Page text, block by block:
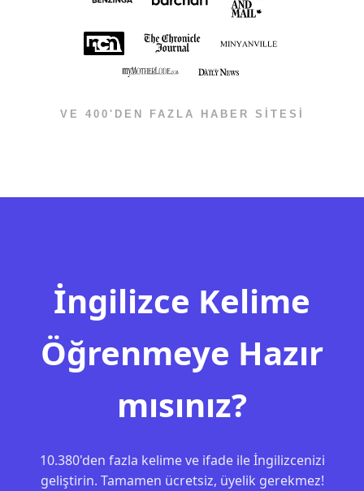
VE 400'DEN FAZLA HABER SİTESİ
İngilizce Kelime
Öğrenmeye Hazır
mısınız?
10.380'den fazla kelime ve ifade ile İngilizcenizi
geliştirin. Tamamen ücretsiz, üyelik gerekmez!